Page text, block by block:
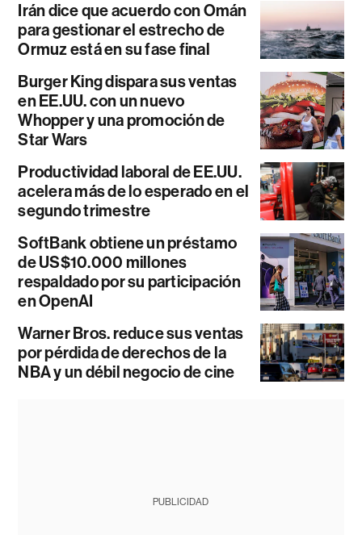
Irán dice que acuerdo con Omán
para gestionar el estrecho de
Ormuz está en su fase final
Burger King dispara sus ventas
en EE.UU. con un nuevo
Whopper y una promoción de
Star Wars
Productividad laboral de EE.UU.
acelera más de lo esperado en el
segundo trimestre
SoftBank obtiene un préstamo
de US$10.000 millones
respaldado por su participación
en OpenAI
Warner Bros. reduce sus ventas
por pérdida de derechos de la
NBA y un débil negocio de cine
PUBLICIDAD